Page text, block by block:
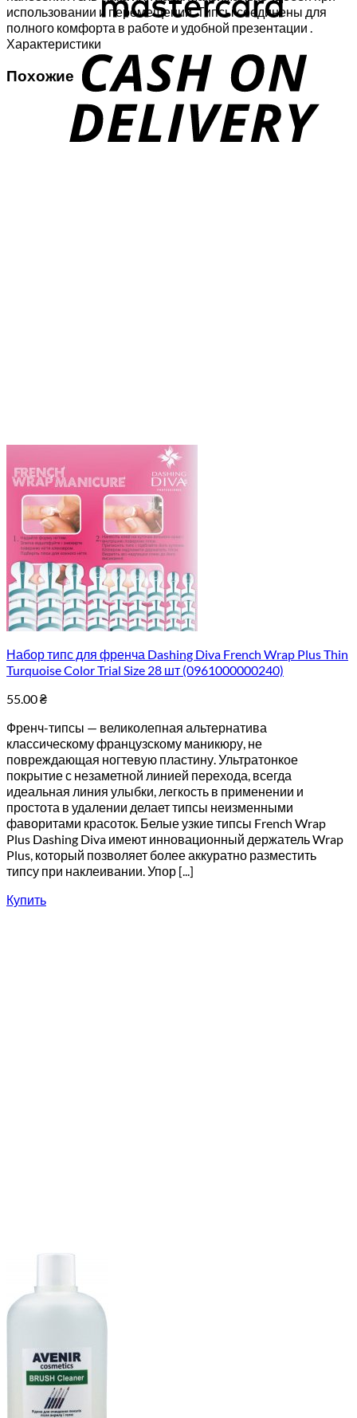
использовании и перемещении. Типсы соединены для
полного комфорта в работе и удобной презентации .
Характеристики
Похожие
Набор типс для френча Dashing Diva French Wrap Plus Thin
Turquoise Color Trial Size 28 шт (0961000000240)
55.00₴
Френч-типсы — великолепная альтернатива
классическому французскому маникюру, не
повреждающая ногтевую пластину. Ультратонкое
покрытие с незаметной линией перехода, всегда
идеальная линия улыбки, легкость в применении и
простота в удалении делает типсы неизменными
фаворитами красоток. Белые узкие типсы French Wrap
Plus Dashing Diva имеют инновационный держатель Wrap
Plus, который позволяет более аккуратно разместить
типсу при наклеивании. Упор [...]
Купить